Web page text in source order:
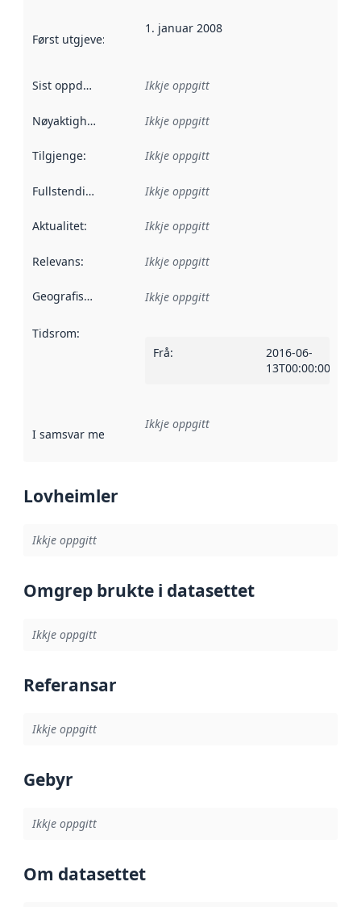
Først utgjeve: Denne datoen seier når dataa i dette
1. januar 2008
Sist oppdatert Ikkje oppgitt
Nøyaktigheit Ikkje oppgitt
Tilgjenge: Ikkje oppgitt
Fullstendigheit Ikkje oppgitt
Aktualitet: Ikkje oppgitt
Relevans: Ikkje oppgitt
Geografisk område Ikkje oppgitt
Tidsrom:
Frå:
2016-06-
13T00:00:00Z
I samsvar med Referanse til ei implementeringsregel eller
Ikkje oppgitt
Lovheimler
Ikkje oppgitt
Omgrep brukte i datasettet
Ikkje oppgitt
Referansar
Ikkje oppgitt
Gebyr
Ikkje oppgitt
Om datasettet